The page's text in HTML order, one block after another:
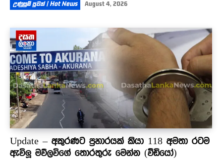
උණුසුම් පුවත් | Hot News August 4, 2026
Update – අකුරණට ප්‍රහාරයක් කියා 118 අමතා රටම
ඇවිලූ මව්ලවිගේ තොරතුරු මෙන්න (වීඩියෝ)